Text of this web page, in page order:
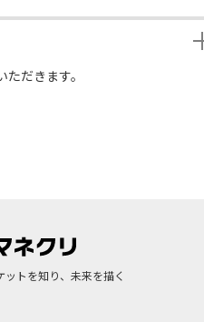
だきます。
ットを知り、未来を描く